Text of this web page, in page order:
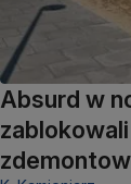
Absurd w